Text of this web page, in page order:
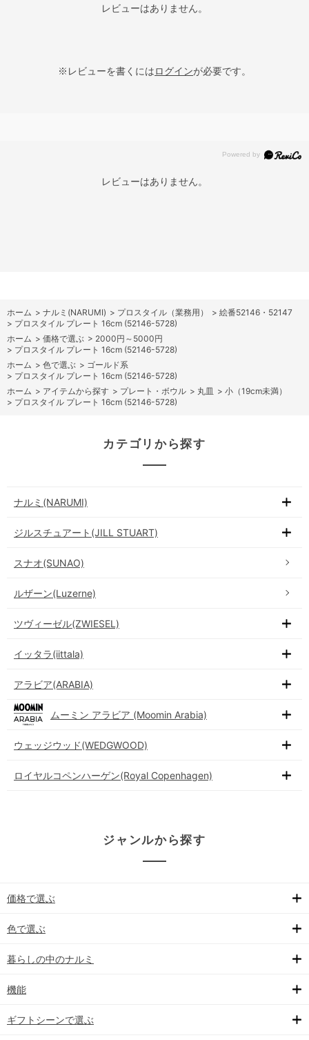
レビューはありません。
※レビューを書くにはログインが必要です。
レビューはありません。
ホーム > ナルミ(NARUMI) > プロスタイル（業務用） > 絵番52146・52147
> プロスタイル プレート 16cm (52146-5728)
ホーム > 価格で選ぶ > 2000円～5000円
> プロスタイル プレート 16cm (52146-5728)
ホーム > 色で選ぶ > ゴールド系
> プロスタイル プレート 16cm (52146-5728)
ホーム > アイテムから探す > プレート・ボウル > 丸皿 > 小（19cm未満）
> プロスタイル プレート 16cm (52146-5728)
カテゴリから探す
ナルミ(NARUMI)
ジルスチュアート(JILL STUART)
スナオ(SUNAO)
ルザーン(Luzerne)
ツヴィーゼル(ZWIESEL)
イッタラ(iittala)
アラビア(ARABIA)
ムーミン アラビア (Moomin Arabia)
ウェッジウッド(WEDGWOOD)
ロイヤルコペンハーゲン(Royal Copenhagen)
ジャンルから探す
価格で選ぶ
色で選ぶ
暮らしの中のナルミ
機能
ギフトシーンで選ぶ